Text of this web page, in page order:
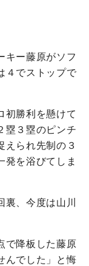
キー藤原がソフ
４でストップで
初勝利を懸けて
塁３塁のピンチ
えられ先制の３
発を浴びてしま
、今度は山川
で降板した藤原
んでした」と悔